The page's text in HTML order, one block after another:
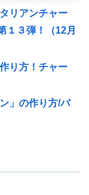
リアンチャー
１３弾！（12月
り方！チャー
」の作り方/バ